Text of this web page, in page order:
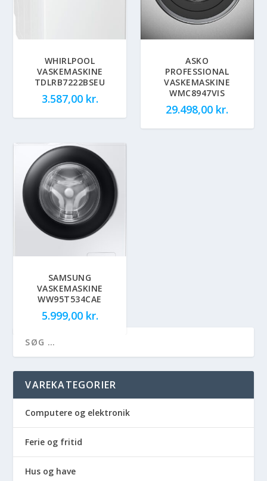
WHIRLPOOL
VASKEMASKINE
TDLRB7222BSEU
3.587,00 kr.
ASKO
PROFESSIONAL
VASKEMASKINE
WMC8947VIS
29.498,00 kr.
SAMSUNG
VASKEMASKINE
WW95T534CAE
5.999,00 kr.
VAREKATEGORIER
Computere og elektronik
Ferie og fritid
Hus og have